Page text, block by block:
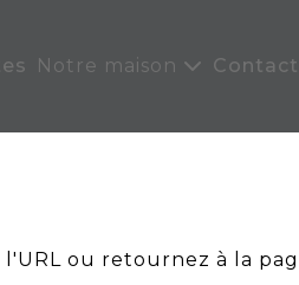
Notre maison
ou retournez à la